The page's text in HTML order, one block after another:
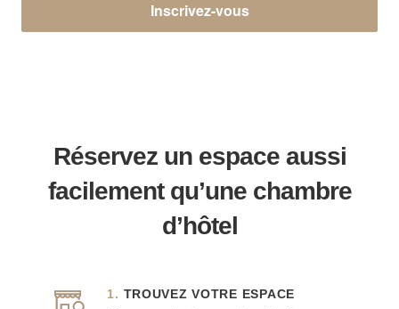
Inscrivez-vous
Réservez un espace aussi
facilement qu’une chambre
d’hôtel
TROUVEZ VOTRE ESPACE